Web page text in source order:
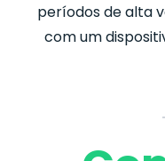
períodos de alta
com um